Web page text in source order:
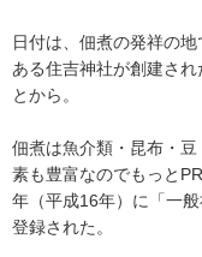
日付は、佃煮の発祥の
ある住吉神社が創建さ
とから。
佃煮は魚介類・昆布・
素も豊富なのでもっと
年（平成16年）に「一
登録された。